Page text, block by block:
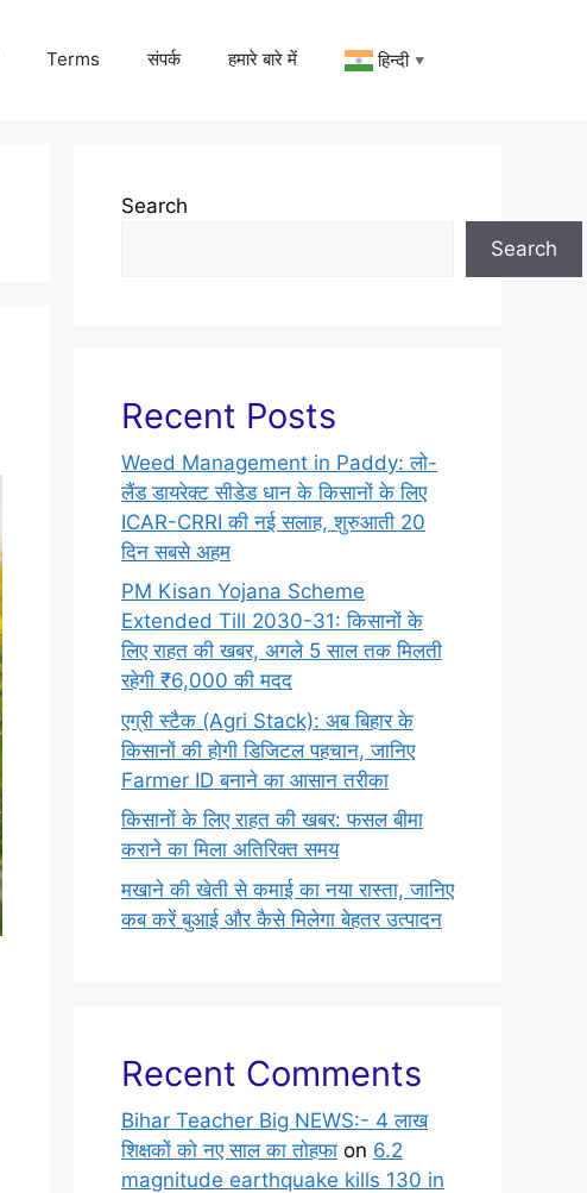
Terms संपर्क हमारे बारे में हिन्दी ▼
Search
Search
Recent Posts
Weed Management in Paddy: लो-
लैंड डायरेक्ट सीडेड धान के किसानों के लिए
ICAR-CRRI की नई सलाह, शुरुआती 20
दिन सबसे अहम
PM Kisan Yojana Scheme
Extended Till 2030-31: किसानों के
लिए राहत की खबर, अगले 5 साल तक मिलती
रहेगी ₹6,000 की मदद
एग्री स्टैक (Agri Stack): अब बिहार के
किसानों की होगी डिजिटल पहचान, जानिए
Farmer ID बनाने का आसान तरीका
किसानों के लिए राहत की खबर: फसल बीमा
कराने का मिला अतिरिक्त समय
मखाने की खेती से कमाई का नया रास्ता, जानिए
कब करें बुआई और कैसे मिलेगा बेहतर उत्पादन
Recent Comments
Bihar Teacher Big NEWS:- 4 लाख
शिक्षकों को नए साल का तोहफा on 6.2
magnitude earthquake kills 130 in